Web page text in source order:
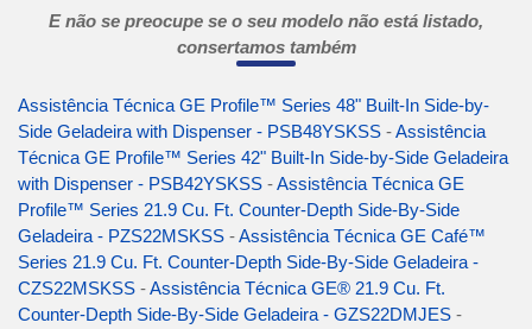
E não se preocupe se o seu modelo não está listado,
consertamos também
Assistência Técnica GE Profile™ Series 48" Built-In Side-by-
Side Geladeira with Dispenser - PSB48YSKSS -Assistência
Técnica GE Profile™ Series 42" Built-In Side-by-Side Geladeira
with Dispenser - PSB42YSKSS -Assistência Técnica GE
Profile™ Series 21.9 Cu. Ft. Counter-Depth Side-By-Side
Geladeira - PZS22MSKSS -Assistência Técnica GE Café™
Series 21.9 Cu. Ft. Counter-Depth Side-By-Side Geladeira -
CZS22MSKSS -Assistência Técnica GE® 21.9 Cu. Ft.
Counter-Depth Side-By-Side Geladeira - GZS22DMJES -